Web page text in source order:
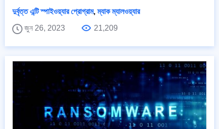
দুর্বৃত্ত এন্টি স্পাইওয়্যার প্রোগ্রাম,ম্যাক ম্যালওয়্যার
জুন 26, 2023
21,209